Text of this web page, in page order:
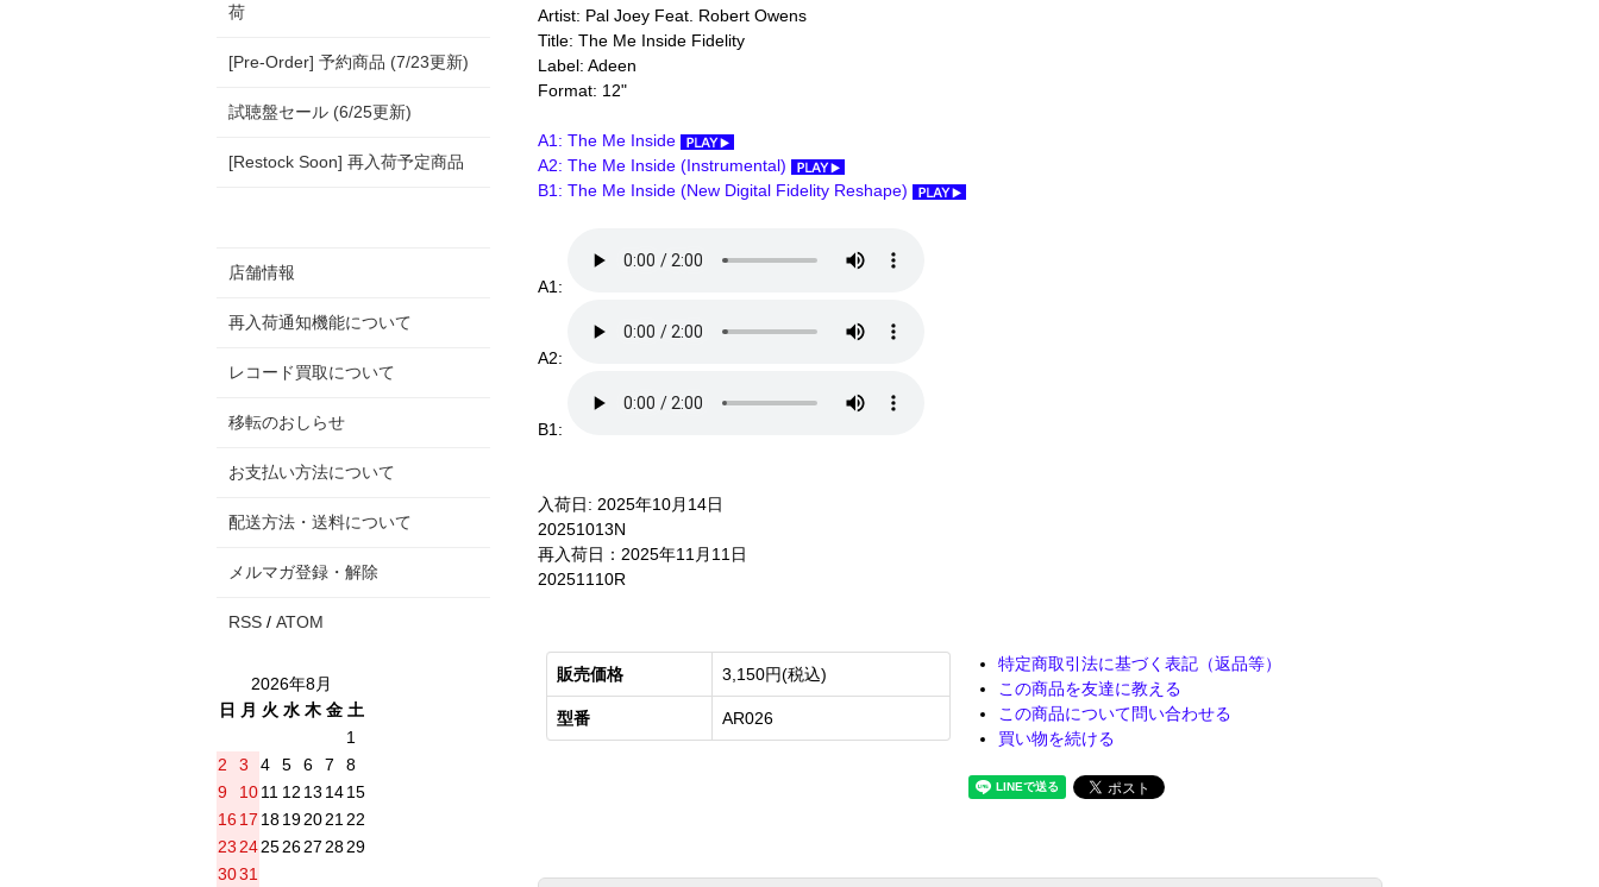
Artist: Pal Joey Feat. Robert Owens
Title: The Me Inside Fidelity
Label: Adeen
Format: 12"
A1: The Me Inside
A2: The Me Inside (Instrumental)
B1: The Me Inside (New Digital Fidelity Reshape)
A1:
A2:
B1:
入荷日: 2025年10月14日
20251013N
再入荷日：2025年11月11日
20251110R
販売価格 3,150円(税込)
型番 AR026
特定商取引法に基づく表記（返品等）
この商品を友達に教える
この商品について問い合わせる
買い物を続ける
荷
[Pre-Order] 予約商品 (7/23更新)
試聴盤セール (6/25更新)
[Restock Soon] 再入荷予定商品
店舗情報
再入荷通知機能について
レコード買取について
移転のおしらせ
お支払い方法について
配送方法・送料について
メルマガ登録・解除
RSS / ATOM
2026年8月
日
月 火 水 木 金 土
1
2
3 4 5 6 7
8
9
1011 12 13 1415
16 17 18192021 22
23 24252627 2829
3031